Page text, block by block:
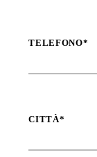
TELEFONO*
CITTÀ*